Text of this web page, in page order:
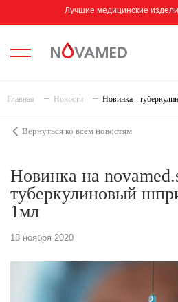
Лучшие медицинские
Главная Новости Новинка -
Вернуться ко всем новостям
Новинка на
туберкулиновый
1мл
18 ноября 2020